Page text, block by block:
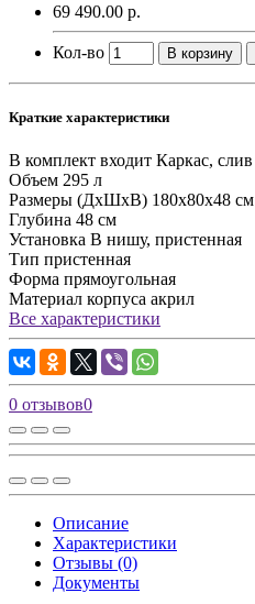
69 490.00 р.
Кол-во В корзину
Краткие характеристики
В комплект входит Каркас, слив
Объем 295 л
Размеры (ДхШхВ) 180х80х48 см
Глубина 48 см
Установка В нишу, пристенная
Тип пристенная
Форма прямоугольная
Материал корпуса акрил
Все характеристики
0 отзывов0
Описание
Характеристики
Отзывы (0)
Документы